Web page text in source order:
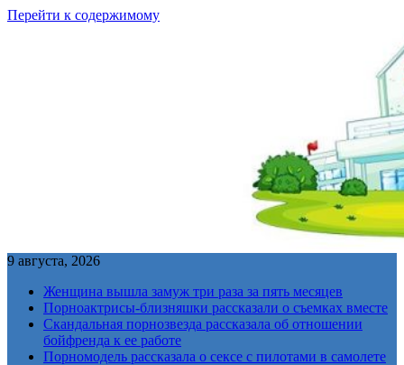
Перейти к содержимому
9 августа, 2026
Женщина вышла замуж три раза за пять месяцев
Порноактрисы-близняшки рассказали о съемках вместе
Скандальная порнозвезда рассказала об отношении
бойфренда к ее работе
Порномодель рассказала о сексе с пилотами в самолете